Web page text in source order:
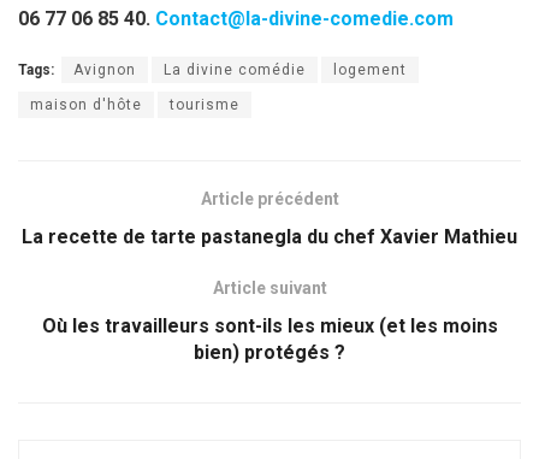
06 77 06 85 40. Contact@la-divine-comedie.com
Tags: Avignon La divine comédie logement
maison d'hôte tourisme
Article précédent
La recette de tarte pastanegla du chef Xavier Mathieu
Article suivant
Où les travailleurs sont-ils les mieux (et les moins
bien) protégés ?